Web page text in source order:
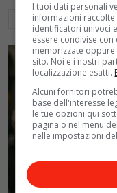
Leggi di più
I tuoi dati personali
informazioni
identificatori univoci
essere condivise
memorizzate oppure
sito. Noi e i nostri
localizzazione esatti.
Alcuni fornitori
base dell'interesse
le tue opzioni qui
pagina o nel menu
nelle impostazioni